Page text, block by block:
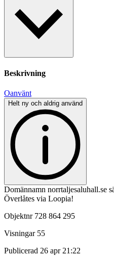
Beskrivning
Oanvänt
Helt ny och aldrig använd
Domännamn norrtaljesaluhall.se
Överlåtes via Loopia!
Objektnr 728 864 295
Visningar 55
Publicerad 26 apr 21:22